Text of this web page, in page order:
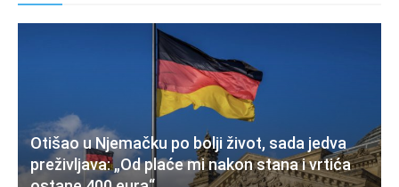
Otišao u Njemačku po bolji život, sada jedva
preživljava: „Od plaće mi nakon stana i vrtića